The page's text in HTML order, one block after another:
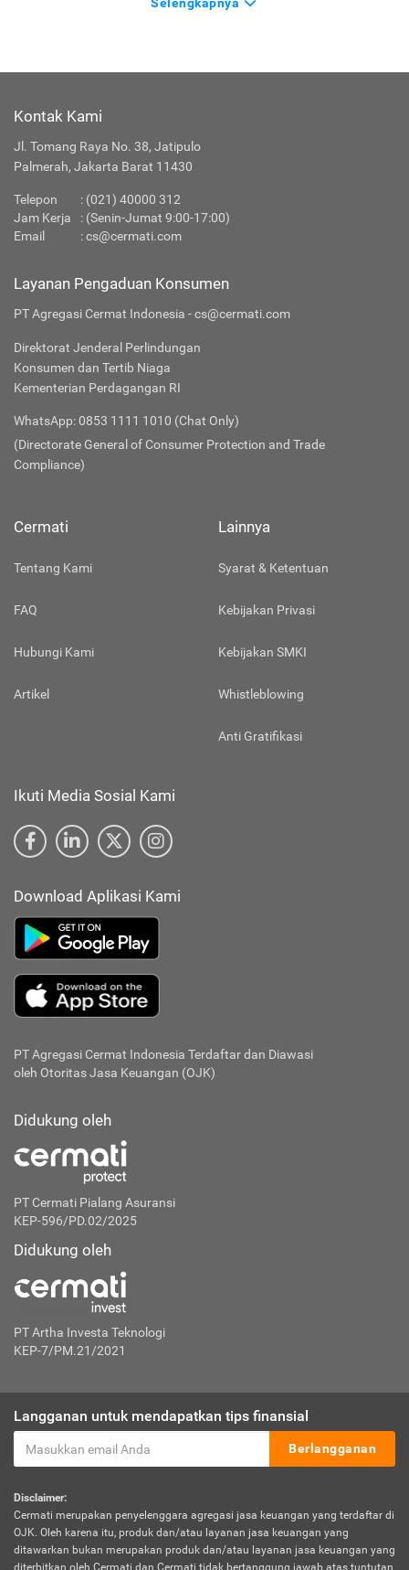
Kontak Kami
Jl. Tomang Raya No. 38, Jatipulo
Palmerah, Jakarta Barat 11430
Telepon : (021) 40000 312
Jam Kerja
: (Senin-Jumat 9:00-17:00)
Email
:cs@cermati.com
Layanan Pengaduan Konsumen
PT Agregasi Cermat Indonesia - cs@cermati.com
Direktorat Jenderal Perlindungan
Konsumen dan Tertib Niaga
Kementerian Perdagangan RI
WhatsApp: 0853 1111 1010 (Chat Only)
(Directorate General of Consumer Protection and Trade
Compliance)
Cermati
Tentang Kami
FAQ
Hubungi Kami
Artikel
Lainnya
Syarat & Ketentuan
Kebijakan Privasi
Kebijakan SMKI
Whistleblowing
Anti Gratifikasi
Ikuti Media Sosial Kami
Download Aplikasi Kami
PT Agregasi Cermat Indonesia Terdaftar dan Diawasi
oleh Otoritas Jasa Keuangan (OJK)
Didukung oleh
PT Cermati Pialang Asuransi
KEP-596/PD.02/2025
Didukung oleh
PT Artha Investa Teknologi
KEP-7/PM.21/2021
Langganan untuk mendapatkan tips finansial
Berlangganan
Disclaimer:
Cermati merupakan penyelenggara agregasi jasa keuangan yang terdaftar di
OJK. Oleh karena itu, produk dan/atau layanan jasa keuangan yang
ditawarkan bukan merupakan produk dan/atau layanan jasa keuangan yang
diterbitkan oleh Cermati dan Cermati tidak bertanggung jawab atas tuntutan